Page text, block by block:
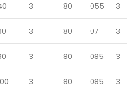
3 80 055 3
3 80 07 3
3 80 085 3
3 80 085 3